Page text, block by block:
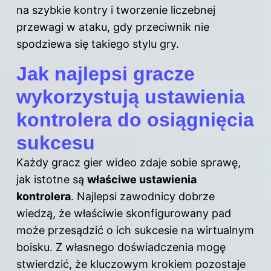
na szybkie kontry i tworzenie liczebnej
przewagi w ataku, gdy przeciwnik nie
spodziewa się takiego stylu gry.
Jak najlepsi gracze
wykorzystują ustawienia
kontrolera do osiągnięcia
sukcesu
Każdy gracz gier wideo zdaje sobie sprawę,
jak istotne są właściwe ustawienia
kontrolera. Najlepsi zawodnicy dobrze
wiedzą, że właściwie skonfigurowany pad
może przesądzić o ich sukcesie na wirtualnym
boisku. Z własnego doświadczenia mogę
stwierdzić, że kluczowym krokiem pozostaje